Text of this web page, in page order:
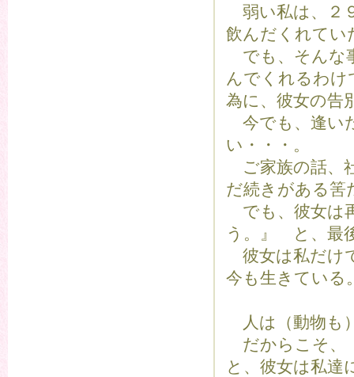
弱い私は、２
飲んだくれてい
でも、そんな
んでくれるわけ
為に、彼女の告
今でも、逢い
い・・・。
ご家族の話、
だ続きがある筈
でも、彼女は
う。』 と、最
彼女は私だけ
今も生きている
人は（動物も
だからこそ、
と、彼女は私達